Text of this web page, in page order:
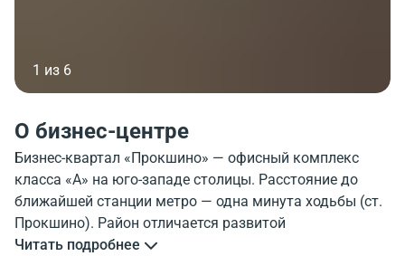
1 из 6
О бизнес-центре
Бизнес-квартал «Прокшино» — офисный комплекс
класса «А» на юго-западе столицы. Расстояние до
ближайшей станции метро — одна минута ходьбы (ст.
Прокшино). Район отличается развитой
инфраструктурой и удобными транспортными
Читать подробнее